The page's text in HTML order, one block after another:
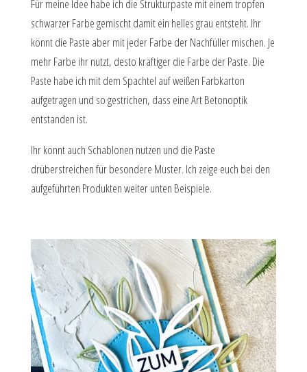
Für meine Idee habe ich die Strukturpaste mit einem tropfen
schwarzer Farbe gemischt damit ein helles grau entsteht. Ihr
könnt die Paste aber mit jeder Farbe der Nachfüller mischen. Je
mehr Farbe ihr nutzt, desto kräftiger die Farbe der Paste. Die
Paste habe ich mit dem Spachtel auf weißen Farbkarton
aufgetragen und so gestrichen, dass eine Art Betonoptik
entstanden ist.
Ihr könnt auch Schablonen nutzen und die Paste
drüberstreichen für besondere Muster. Ich zeige euch bei den
aufgeführten Produkten weiter unten Beispiele.